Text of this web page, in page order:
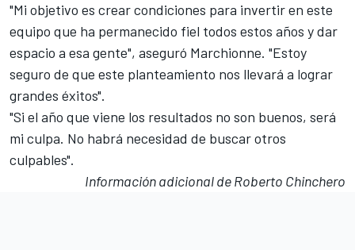
"Mi objetivo es crear condiciones para invertir en este
equipo que ha permanecido fiel todos estos años y dar
espacio a esa gente", aseguró Marchionne. "Estoy
seguro de que este planteamiento nos llevará a lograr
grandes éxitos".
"Si el año que viene los resultados no son buenos, será
mi culpa. No habrá necesidad de buscar otros
culpables".
Información adicional de Roberto Chinchero